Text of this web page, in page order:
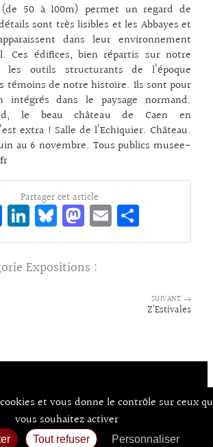
50 à 100m) permet un regard de
sont très lisibles et les Abbayes et
dans leur environnement
Ces édifices, bien répartis sur notre
outils structurants de l’époque
témoins de notre histoire. Ils sont pour
intégrés dans le paysage normand.
le beau château de Caen en
extra ! Salle de l’Echiquier. Château.
au 6 novembre. Tous publics musee-
Partager cet article
Fa
ce
bo
o
Li
n
ke
dI
Bl
ue
sk
y
M
as
to
d
E
m rt
Expositions :
SUIVANT →
Z’Estivales
À Propos d’Aux Arts
Mentions Légales / CGU
Consentements
et vous donne le contrôle sur ceux
vous souhaitez activer
Tout refuser Personnaliser